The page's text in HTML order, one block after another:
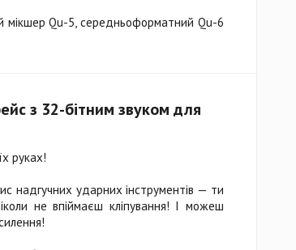
мікшер Qu-5, середньоформатний Qu-6
з 32-бітним звуком для
руках!
надгучних ударних інструментів — ти
не впіймаєш кліпування! І можеш